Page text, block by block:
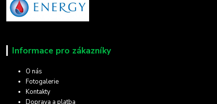
Informace pro zákazníky
O nás
Fotogalerie
Kontakty
Doprava a platba